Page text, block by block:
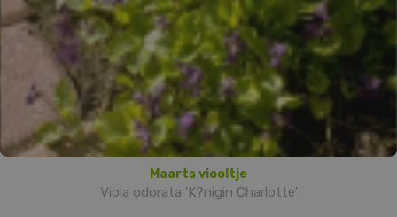
Maarts viooltje
Viola odorata 'K?nigin Charlotte'